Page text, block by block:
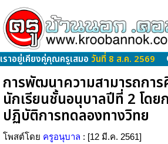
เราอยู่เคียงคู่คุณครูเสมอ วันที่ 8 ส.ค. 2569
การพัฒนาความสามารถการ
นักเรียนชั้นอนุบาลปีที่ 2 โดย
ปฏิบัติการทดลองทางวิทย
โพสต์โดย ครูอนุบาล : [12 มี.ค. 2561]